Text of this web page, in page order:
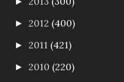
► 2012 (400)
► 2011 (421)
► 2010 (220)